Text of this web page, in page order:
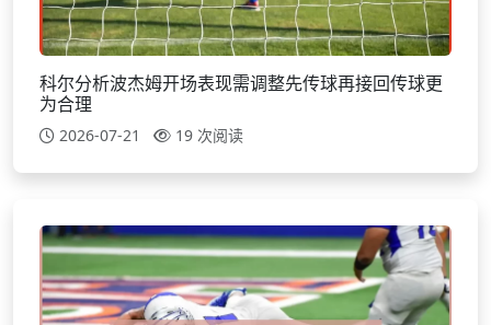
科尔分析波杰姆开场表现需调整先传球再接回传球更
为合理
2026-07-21 19 次阅读